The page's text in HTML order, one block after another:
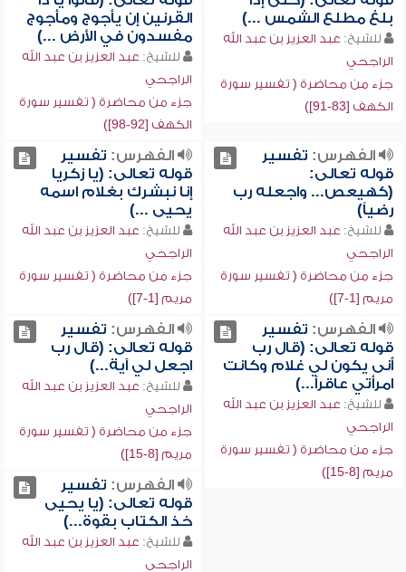
بلغ مطلع الشمس ...)
للشيخ: عبد العزيز بن عبد الله
الراجحي
جزء من محاضرة ( تفسير سورة
الكهف [83-91])
القرنين إن يأجوج ومأجوج
مفسدون في الأرض ...)
للشيخ: عبد العزيز بن عبد الله
الراجحي
جزء من محاضرة ( تفسير سورة
الكهف [92-98])
الفهرس: تفسير
قوله تعالى:
(كهيعص... واجعله رب
رضياً)
للشيخ: عبد العزيز بن عبد الله
الراجحي
جزء من محاضرة ( تفسير سورة
مريم [1-7])
الفهرس: تفسير
قوله تعالى: (يا زكريا
إنا نبشرك بغلام اسمه
يحيى ...)
للشيخ: عبد العزيز بن عبد الله
الراجحي
جزء من محاضرة ( تفسير سورة
مريم [1-7])
الفهرس: تفسير
قوله تعالى: (قال رب
أنى يكون لي غلام وكانت
امرأتي عاقراً...)
للشيخ: عبد العزيز بن عبد الله
الراجحي
جزء من محاضرة ( تفسير سورة
مريم [8-15])
الفهرس: تفسير
قوله تعالى: (قال رب
اجعل لي آية...)
للشيخ: عبد العزيز بن عبد الله
الراجحي
جزء من محاضرة ( تفسير سورة
مريم [8-15])
الفهرس: تفسير
قوله تعالى: (يا يحيى
خذ الكتاب بقوة...)
للشيخ: عبد العزيز بن عبد الله
الراجحي